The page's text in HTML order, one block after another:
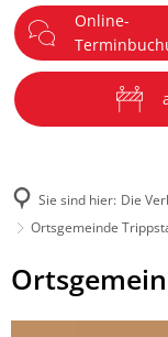
Menü
Online-
Sie sind hier: Die
Ortsgemeinde
Trippstadt